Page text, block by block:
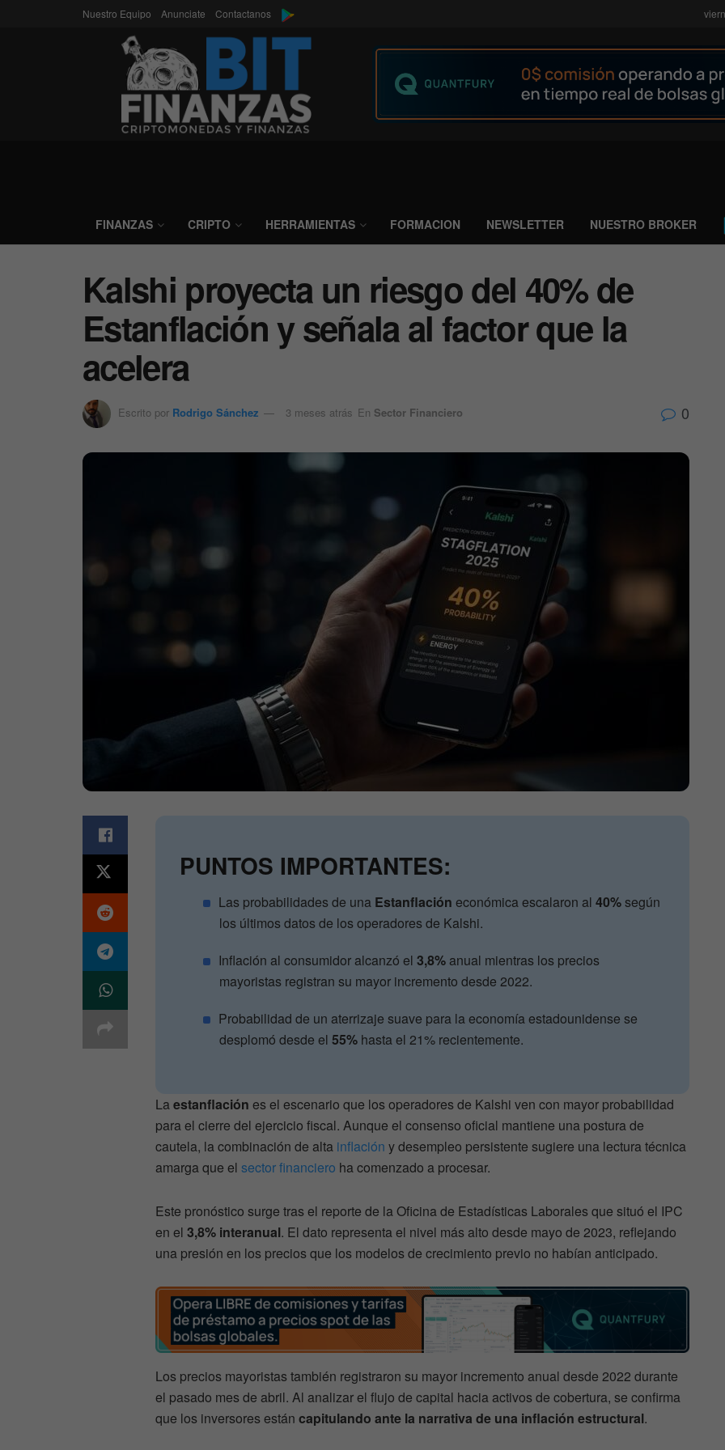
Nuestro Equipo Anunciate Contactanos
FINANZAS CRIPTO HERRAMIENTAS FORMACION NEWSLETTER NUESTRO BROKER
Kalshi proyecta un riesgo del 40% de
Estanflación y señala al factor que la
acelera
Escrito por Rodrigo Sánchez 3 meses atrás En Sector Financiero 0
PUNTOS IMPORTANTES:
Las probabilidades de una Estanflación económica escalaron al40%según
los últimos datos de los operadores de Kalshi.
Inflación al consumidor alcanzó el3,8% anual mientras los precios
mayoristas registran su mayor incremento desde 2022.
Probabilidad de un aterrizaje suave para la economía estadounidense se
desplomó desde el55% hasta el 21% recientemente.
Laestanflación es el escenario que los operadores de Kalshi ven con mayor probabilidad
para el cierre del ejercicio fiscal. Aunque el consenso oficial mantiene una postura de
cautela, la combinación de alta inflación y desempleo persistente sugiere una lectura técnica
amarga que el sector financiero ha comenzado a procesar.
Este pronóstico surge tras el reporte de la Oficina de Estadísticas Laborales que situó el IPC
en el 3,8% interanual. El dato representa el nivel más alto desde mayo de 2023, reflejando
una presión en los precios que los modelos de crecimiento previo no habían anticipado.
Los precios mayoristas también registraron su mayor incremento anual desde 2022 durante
el pasado mes de abril. Al analizar el flujo de capital hacia activos de cobertura, se confirma
que los inversores están capitulando ante la narrativa de una inflación estructural.